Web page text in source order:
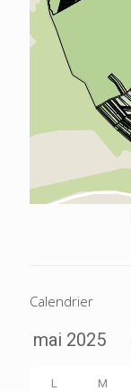
Calendrier
L M